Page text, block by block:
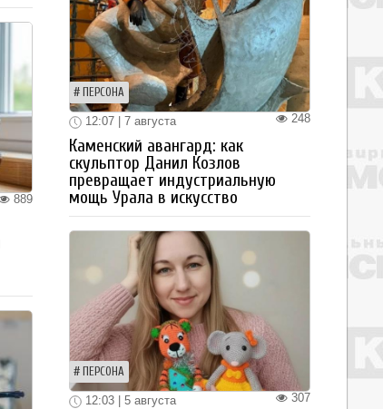
889
ПЕРСОНА
248
12:07 | 7 августа
Каменский авангард: как
скульптор Данил Козлов
превращает индустриальную
мощь Урала в искусство
ПЕРСОНА
307
12:03 | 5 августа